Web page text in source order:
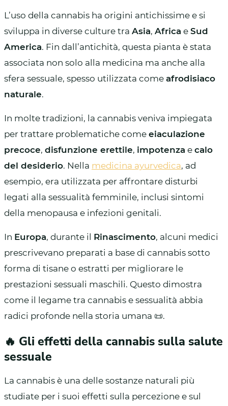
L’uso della cannabis ha origini antichissime e si
sviluppa in diverse culture tra Asia, Africa e Sud
America. Fin dall’antichità, questa pianta è stata
associata non solo alla medicina ma anche alla
sfera sessuale, spesso utilizzata come afrodisiaco
naturale.
In molte tradizioni, la cannabis veniva impiegata
per trattare problematiche come eiaculazione
precoce, disfunzione erettile, impotenza e calo
del desiderio. Nella medicina ayurvedica, ad
esempio, era utilizzata per affrontare disturbi
legati alla sessualità femminile, inclusi sintomi
della menopausa e infezioni genitali.
In Europa, durante il Rinascimento, alcuni medici
prescrivevano preparati a base di cannabis sotto
forma di tisane o estratti per migliorare le
prestazioni sessuali maschili. Questo dimostra
come il legame tra cannabis e sessualità abbia
radici profonde nella storia umana 📜.
🔥 Gli effetti della cannabis sulla salute
sessuale
La cannabis è una delle sostanze naturali più
studiate per i suoi effetti sulla percezione e sul